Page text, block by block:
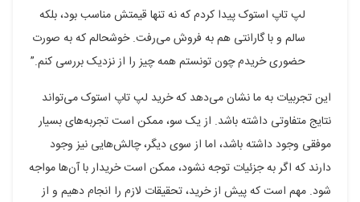
لپ تاپ استوک پیدا کردم که نه تنها قیمتش مناسب بود، بلکه
سالم و با گارانتی هم به فروش می‌رفت. خوشحالم که به صورت
حضوری خریدم چون تونستم همه چیز را از نزدیک بررسی کنم.”
این تجربیات به ما نشان می‌دهد که خرید لپ تاپ استوک می‌تواند
نتایج متفاوتی داشته باشد. از یک سو، ممکن است تجربه‌های بسیار
موفقی وجود داشته باشد، اما از سوی دیگر، چالش‌هایی نیز وجود
دارند که اگر به جزئیات توجه نشود، ممکن است خریدار با آن‌ها مواجه
شود. مهم است که پیش از خرید، تحقیقات لازم را انجام دهیم و از